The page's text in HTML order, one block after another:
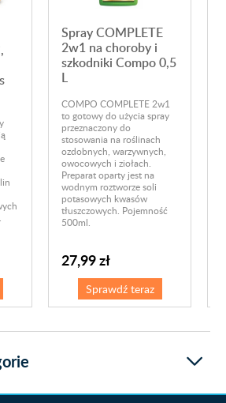
Spray COMPLETE
2w1 na choroby i
szkodniki Compo 0,5
L
COMPO COMPLETE 2w1
to gotowy do użycia spray
przeznaczony do
stosowania na roślinach
ozdobnych, warzywnych,
owocowych i ziołach.
Preparat oparty jest na
wodnym roztworze soli
potasowych kwasów
tłuszczowych. Pojemność
500ml.
27,99 zł
Sprawdź teraz